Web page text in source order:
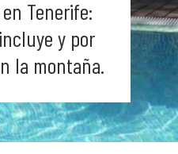
Tenerife:
y por
la montaña.